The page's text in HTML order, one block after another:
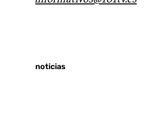
Últimas noticias